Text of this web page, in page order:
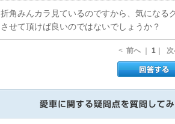
折角みんカラ見ているのですから、気になる
させて頂けば良いのではないでしょうか？
< 前へ ｜ 1 ｜